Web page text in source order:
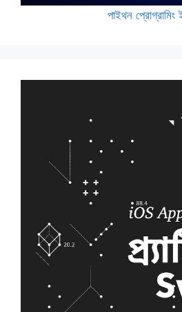
পাইথন